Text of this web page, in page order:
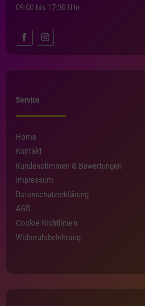
09:00 bis 17:30 Uhr
Service
Home
Kontakt
Kundenstimmen & Bewertungen
Impressum
Datenschutzerklärung
AGB
Cookie-Richtlinien
Widerrufsbelehrung